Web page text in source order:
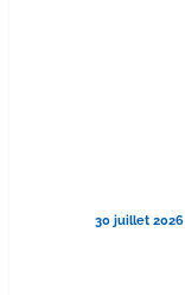
30 juillet 2026